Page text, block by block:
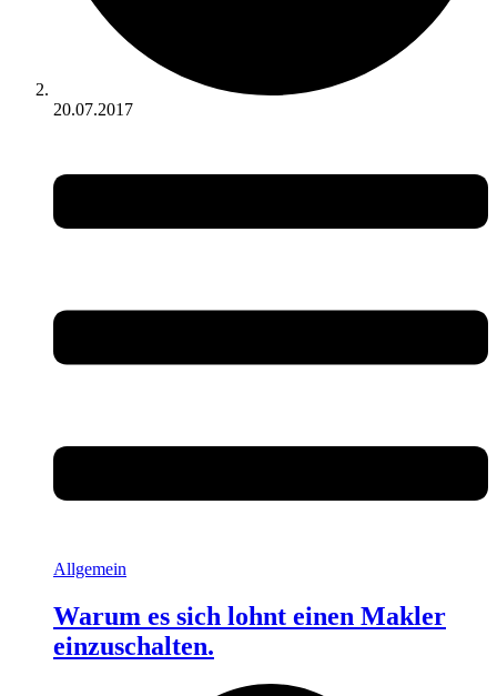
20.07.2017
Allgemein
Warum es sich lohnt einen Makler
einzuschalten.